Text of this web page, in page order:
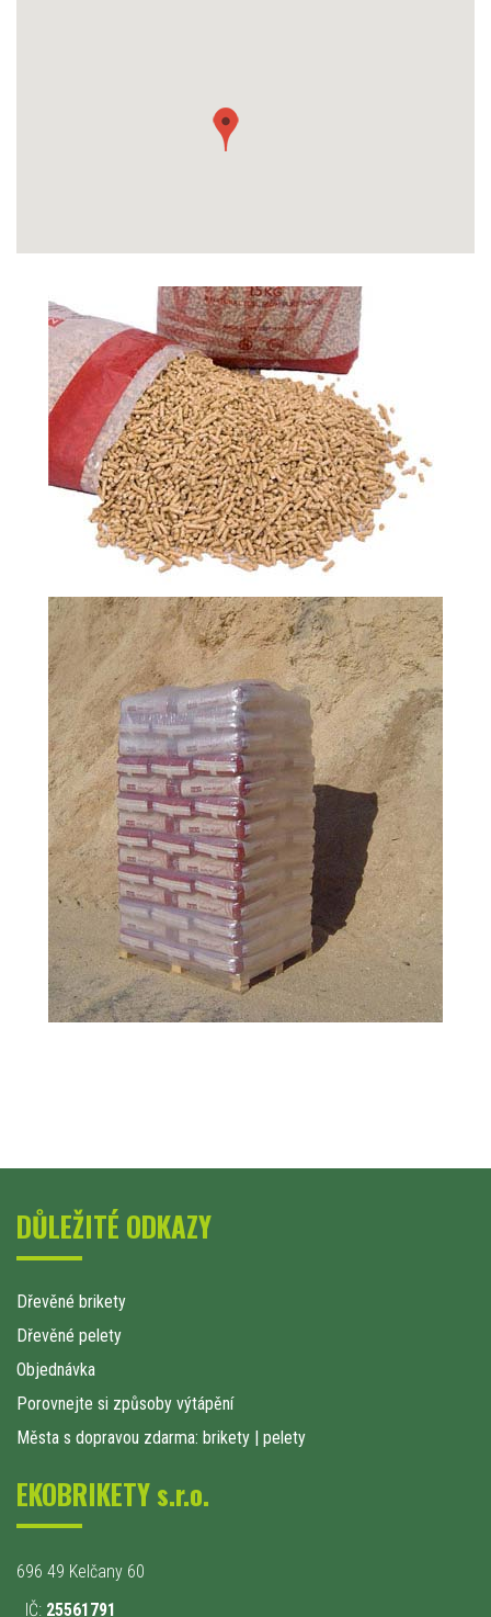
DŮLEŽITÉ ODKAZY
Dřevěné brikety
Dřevěné pelety
Objednávka
Porovnejte si způsoby výtápění
Města s dopravou zdarma: brikety | pelety
EKOBRIKETY s.r.o.
696 49 Kelčany 60
IČ: 25561791